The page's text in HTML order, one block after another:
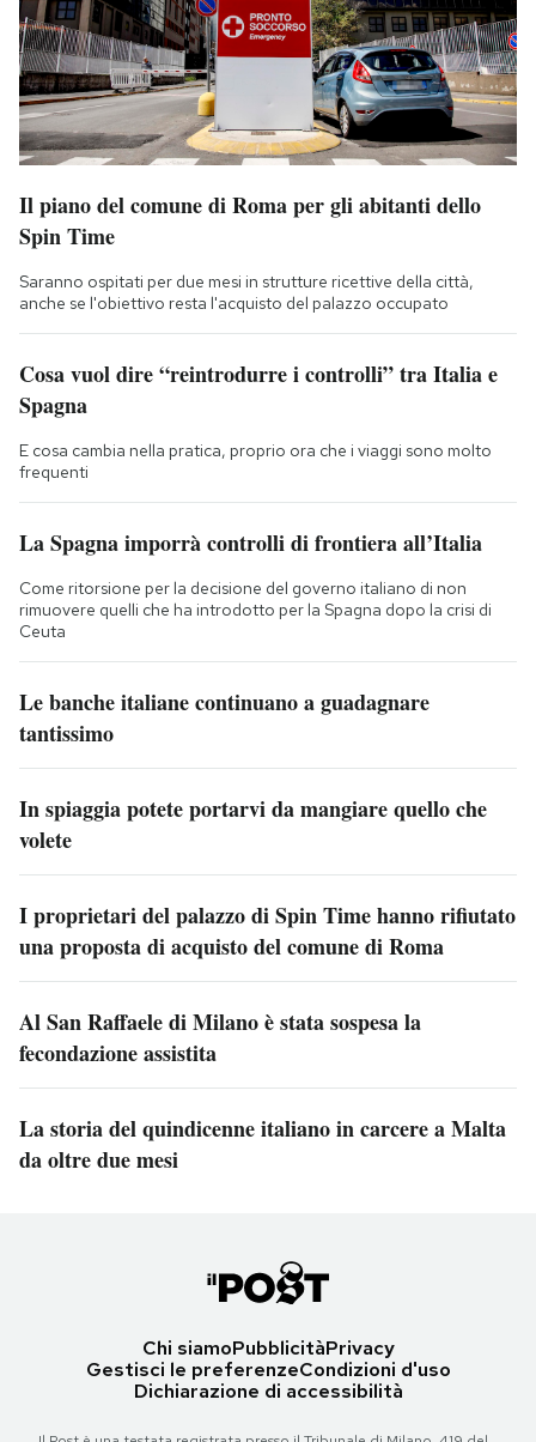
Il piano del comune di Roma per gli abitanti dello
Spin Time
Saranno ospitati per due mesi in strutture ricettive della città,
anche se l'obiettivo resta l'acquisto del palazzo occupato
Cosa vuol dire “reintrodurre i controlli” tra Italia e
Spagna
E cosa cambia nella pratica, proprio ora che i viaggi sono molto
frequenti
La Spagna imporrà controlli di frontiera all’Italia
Come ritorsione per la decisione del governo italiano di non
rimuovere quelli che ha introdotto per la Spagna dopo la crisi di
Ceuta
Le banche italiane continuano a guadagnare
tantissimo
In spiaggia potete portarvi da mangiare quello che
volete
I proprietari del palazzo di Spin Time hanno rifiutato
una proposta di acquisto del comune di Roma
Al San Raffaele di Milano è stata sospesa la
fecondazione assistita
La storia del quindicenne italiano in carcere a Malta
da oltre due mesi
Chi siamoPubblicitàPrivacy
Gestisci le preferenzeCondizioni d'uso
Dichiarazione di accessibilità